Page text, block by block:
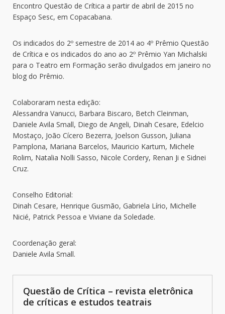
Encontro Questão de Crítica a partir de abril de 2015 no
Espaço Sesc, em Copacabana.
Os indicados do 2º semestre de 2014 ao 4º Prêmio Questão
de Crítica e os indicados do ano ao 2º Prêmio Yan Michalski
para o Teatro em Formação serão divulgados em janeiro no
blog do Prêmio.
Colaboraram nesta edição:
Alessandra Vanucci, Barbara Biscaro, Betch Cleinman,
Daniele Avila Small, Diego de Angeli, Dinah Cesare, Edelcio
Mostaço, João Cícero Bezerra, Joelson Gusson, Juliana
Pamplona, Mariana Barcelos, Mauricio Kartum, Michele
Rolim, Natalia Nolli Sasso, Nicole Cordery, Renan Ji e Sidnei
Cruz.
Conselho Editorial:
Dinah Cesare, Henrique Gusmão, Gabriela Lírio, Michelle
Nicié, Patrick Pessoa e Viviane da Soledade.
Coordenação geral:
Daniele Avila Small.
Questão de Crítica – revista eletrônica
de críticas e estudos teatrais